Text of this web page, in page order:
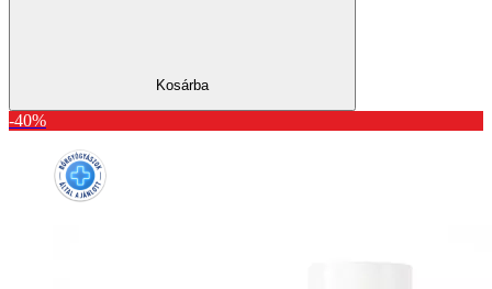
Kosárba
-40%